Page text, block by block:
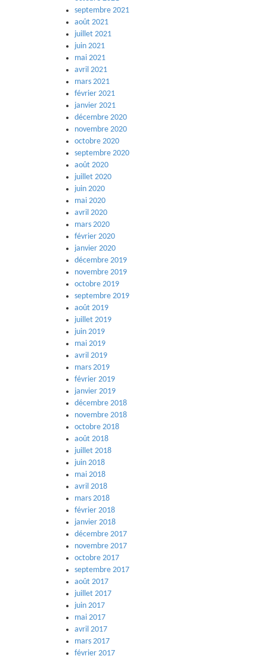
septembre 2021
août 2021
juillet 2021
juin 2021
mai 2021
avril 2021
mars 2021
février 2021
janvier 2021
décembre 2020
novembre 2020
octobre 2020
septembre 2020
août 2020
juillet 2020
juin 2020
mai 2020
avril 2020
mars 2020
février 2020
janvier 2020
décembre 2019
novembre 2019
octobre 2019
septembre 2019
août 2019
juillet 2019
juin 2019
mai 2019
avril 2019
mars 2019
février 2019
janvier 2019
décembre 2018
novembre 2018
octobre 2018
août 2018
juillet 2018
juin 2018
mai 2018
avril 2018
mars 2018
février 2018
janvier 2018
décembre 2017
novembre 2017
octobre 2017
septembre 2017
août 2017
juillet 2017
juin 2017
mai 2017
avril 2017
mars 2017
février 2017